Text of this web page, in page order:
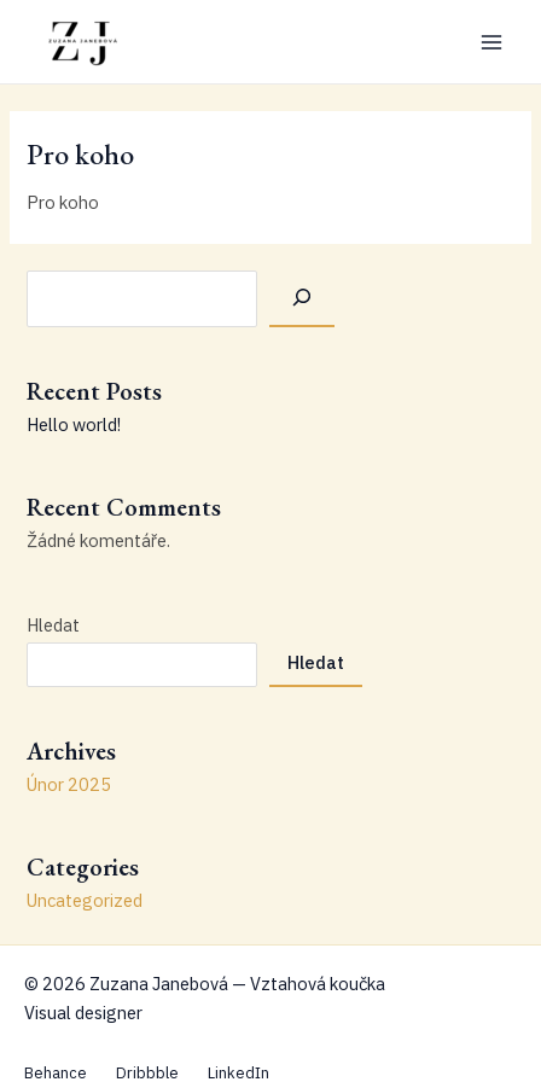
Pro koho
Pro koho
Recent Posts
Hello world!
Recent Comments
Žádné komentáře.
Hledat
Hledat
Archives
Únor 2025
Categories
Uncategorized
© 2026 Zuzana Janebová — Vztahová koučka
Visual designer
Behance Dribbble LinkedIn